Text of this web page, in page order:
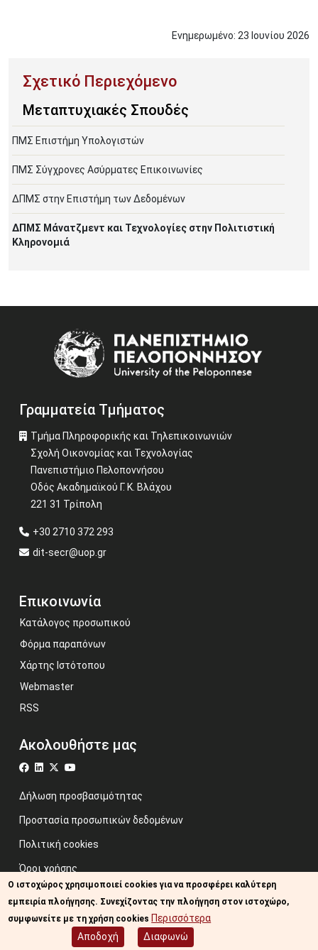
Ενημερωμένο: 23 Ιουνίου 2026
Μεταπτυχιακές Σπουδές
ΠΜΣ Επιστήμη Υπολογιστών
ΠΜΣ Σύγχρονες Ασύρματες Επικοινωνίες
ΔΠΜΣ στην Επιστήμη των Δεδομένων
ΔΠΜΣ Μάνατζμεντ και Τεχνολογίες στην Πολιτιστική
Κληρονομιά
Γραμματεία Τμήματος
Τμήμα Πληροφορικής και Τηλεπικοινωνιών
Σχολή Οικονομίας και Τεχνολογίας
Πανεπιστήμιο Πελοποννήσου
Οδός Ακαδημαϊκού Γ. Κ. Βλάχου
221 31 Τρίπολη
+30 2710 372 293
dit-secr@uop.gr
Επικοινωνία
Κατάλογος προσωπικού
Φόρμα παραπόνων
Χάρτης Ιστότοπου
Webmaster
RSS
Ακολουθήστε μας
Δήλωση προσβασιμότητας
Προστασία προσωπικών δεδομένων
Πολιτική cookies
Όροι χρήσης
Προηγούμενος ιστότοπος
Image credits: Some designed by Freepik
Ο ιστοχώρος χρησιμοποιεί cookies για να προσφέρει καλύτερη
εμπειρία πλοήγησης. Συνεχίζοντας την πλοήγηση στον ιστοχώρο,
συμφωνείτε με τη χρήση cookies Περισσότερα
Αποδοχή
Διαφωνώ